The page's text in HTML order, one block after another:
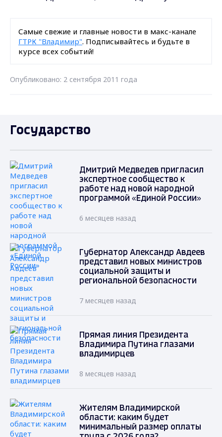
Самые свежие и главные новости в макс-канале
ГТРК "Владимир". Подписывайтесь и будьте в
курсе всех событий!
Опубликовано: 2 сентября 2011 года
Государство
Дмитрий Медведев пригласил
экспертное сообщество к
работе над новой народной
программой «Единой России»
6 месяцев назад
Губернатор Александр Авдеев
представил новых министров
социальной защиты и
региональной безопасности
7 месяцев назад
Прямая линия Президента
Владимира Путина глазами
владимирцев
8 месяцев назад
Жителям Владимирской
области: каким будет
минимальный размер оплаты